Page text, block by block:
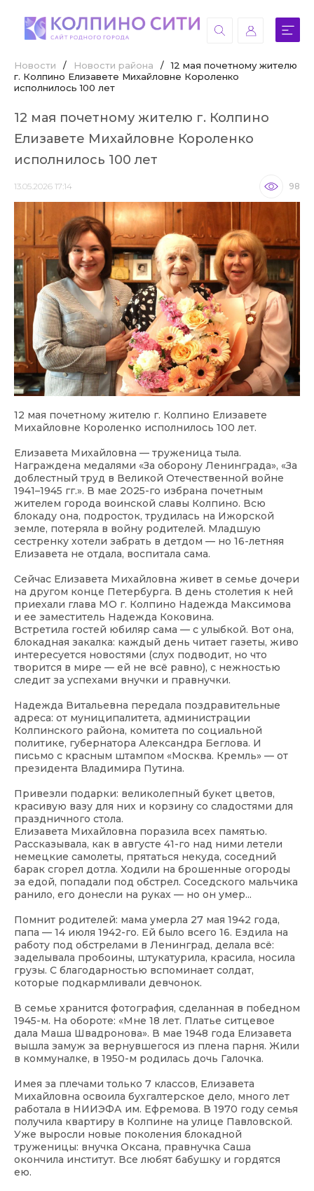
Новости / Новости района /
12 мая почетному жителю
г. Колпино Елизавете Михайловне Короленко
исполнилось 100 лет
12 мая почетному жителю г. Колпино
Елизавете Михайловне Короленко
исполнилось 100 лет
13.05.2026 17:14 98
12 мая почетному жителю г. Колпино Елизавете
Михайловне Короленко исполнилось 100 лет.
Елизавета Михайловна — труженица тыла.
Награждена медалями «За оборону Ленинграда», «За
доблестный труд в Великой Отечественной войне
1941–1945 гг.». В мае 2025-го избрана почетным
жителем города воинской славы Колпино. Всю
блокаду она, подросток, трудилась на Ижорской
земле, потеряла в войну родителей. Младшую
сестренку хотели забрать в детдом — но 16-летняя
Елизавета не отдала, воспитала сама.
Сейчас Елизавета Михайловна живет в семье дочери
на другом конце Петербурга. В день столетия к ней
приехали глава МО г. Колпино Надежда Максимова
и ее заместитель Надежда Коковина.
Встретила гостей юбиляр сама — с улыбкой. Вот она,
блокадная закалка: каждый день читает газеты, живо
интересуется новостями (слух подводит, но что
творится в мире — ей не всё равно), с нежностью
следит за успехами внучки и правнучки.
Надежда Витальевна передала поздравительные
адреса: от муниципалитета, администрации
Колпинского района, комитета по социальной
политике, губернатора Александра Беглова. И
письмо с красным штампом «Москва. Кремль» — от
президента Владимира Путина.
Привезли подарки: великолепный букет цветов,
красивую вазу для них и корзину со сладостями для
праздничного стола.
Елизавета Михайловна поразила всех памятью.
Рассказывала, как в августе 41-го над ними летели
немецкие самолеты, прятаться некуда, соседний
барак сгорел дотла. Ходили на брошенные огороды
за едой, попадали под обстрел. Соседского мальчика
ранило, его донесли на руках — но он умер...
Помнит родителей: мама умерла 27 мая 1942 года,
папа — 14 июля 1942-го. Ей было всего 16. Ездила на
работу под обстрелами в Ленинград, делала всё:
заделывала пробоины, штукатурила, красила, носила
грузы. С благодарностью вспоминает солдат,
которые подкармливали девчонок.
В семье хранится фотография, сделанная в победном
1945-м. На обороте: «Мне 18 лет. Платье ситцевое
дала Маша Швадронова». В мае 1948 года Елизавета
вышла замуж за вернувшегося из плена парня. Жили
в коммуналке, в 1950-м родилась дочь Галочка.
Имея за плечами только 7 классов, Елизавета
Михайловна освоила бухгалтерское дело, много лет
работала в НИИЭФА им. Ефремова. В 1970 году семья
получила квартиру в Колпине на улице Павловской.
Уже выросли новые поколения блокадной
труженицы: внучка Оксана, правнучка Саша
окончила институт. Все любят бабушку и гордятся
ею.